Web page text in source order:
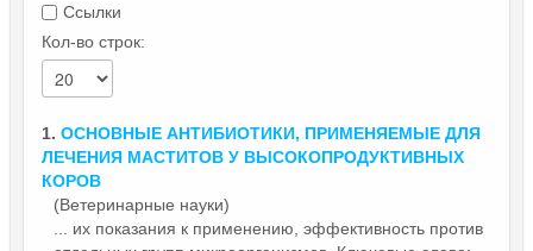
Ссылки
Кол-во строк:
1. ОСНОВНЫЕ АНТИБИОТИКИ, ПРИМЕНЯЕМЫЕ ДЛЯ
ЛЕЧЕНИЯ МАСТИТОВ У ВЫСОКОПРОДУКТИВНЫХ
КОРОВ
(Ветеринарные науки)
... их показания к применению, эффективность против